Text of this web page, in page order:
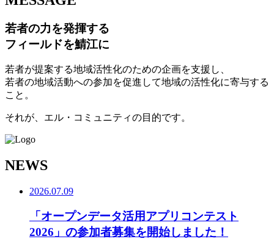
若者の力を発揮する
フィールドを鯖江に
若者が提案する地域活性化のための企画を支援し、
若者の地域活動への参加を促進して地域の活性化に寄与する
こと。
それが、エル・コミュニティの目的です。
NEWS
2026.07.09
「オープンデータ活用アプリコンテスト
2026」の参加者募集を開始しました！